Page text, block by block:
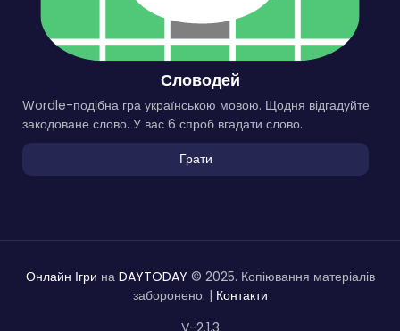
Словодей
Wordle-подібна гра українською мовою. Щодня відгадуйте
закодоване слово. У вас 6 спроб вгадати слово.
Грати
Онлайн Ігри на DAYTODAY © 2025. Копіювання матеріалів
заборонено. | Контакти